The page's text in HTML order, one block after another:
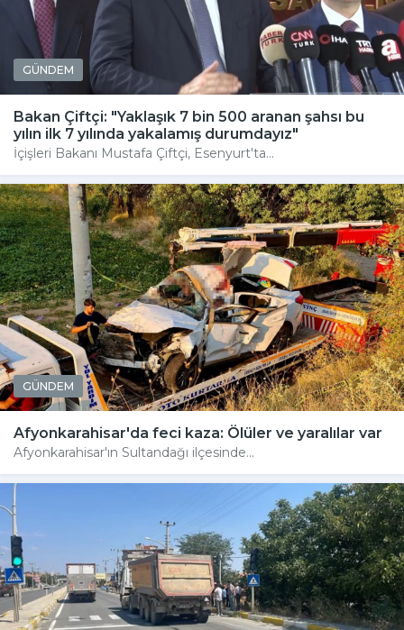
GÜNDEM
Bakan Çiftçi: "Yaklaşık 7 bin 500 aranan şahsı bu
yılın ilk 7 yılında yakalamış durumdayız"
İçişleri Bakanı Mustafa Çiftçi, Esenyurt'ta...
GÜNDEM
Afyonkarahisar'da feci kaza: Ölüler ve yaralılar var
Afyonkarahisar'ın Sultandağı ilçesinde...